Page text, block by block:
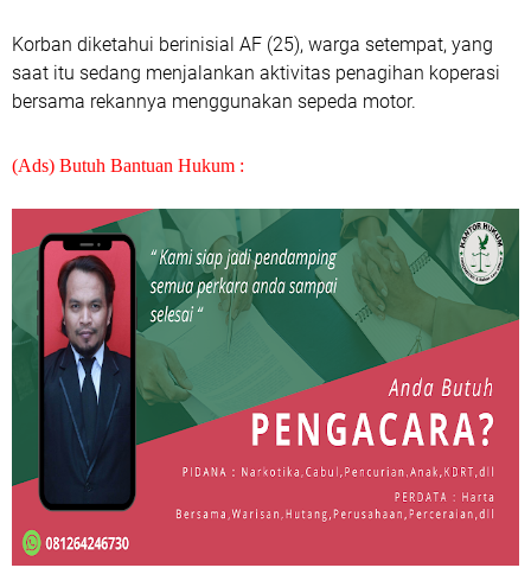
Korban diketahui berinisial AF (25), warga setempat, yang
saat itu sedang menjalankan aktivitas penagihan koperasi
bersama rekannya menggunakan sepeda motor.
(Ads) Butuh Bantuan Hukum :